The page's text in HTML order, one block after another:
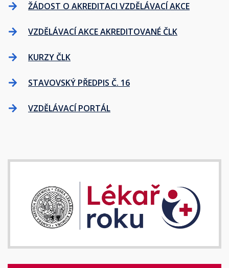
ŽÁDOST O AKREDITACI VZDĚLÁVACÍ AKCE
VZDĚLÁVACÍ AKCE AKREDITOVANÉ ČLK
KURZY ČLK
STAVOVSKÝ PŘEDPIS Č. 16
VZDĚLÁVACÍ PORTÁL